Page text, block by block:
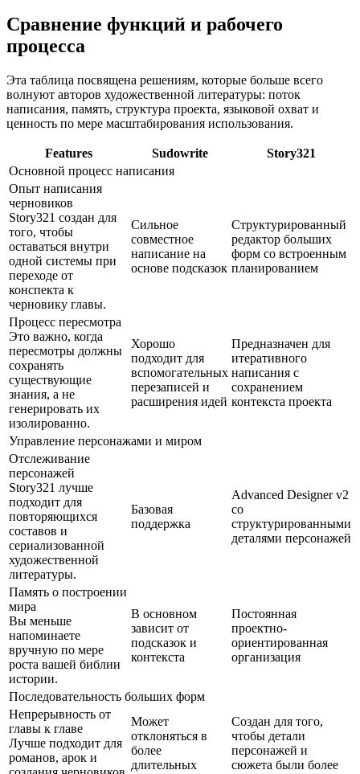
Сравнение функций и рабочего
процесса
Эта таблица посвящена решениям, которые больше всего
волнуют авторов художественной литературы: поток
написания, память, структура проекта, языковой охват и
ценность по мере масштабирования использования.
Features Sudowrite
Story321
Основной процесс написания
Опыт написания
черновиков
Story321 создан для
того, чтобы
оставаться внутри
одной системы при
переходе от
конспекта к
черновику главы.
Сильное
совместное
написание на
основе подсказок
Структурированный
редактор больших
форм со встроенным
планированием
Процесс пересмотра
Это важно, когда
пересмотры должны
сохранять
существующие
знания, а не
генерировать их
изолированно.
Хорошо
подходит для
вспомогательных
перезаписей и
расширения идей
Предназначен для
итеративного
написания с
сохранением
контекста проекта
Управление персонажами и миром
Отслеживание
персонажей
Story321 лучше
подходит для
повторяющихся
составов и
сериализованной
художественной
литературы.
Базовая
поддержка
Advanced Designer v2
со
структурированными
деталями персонажей
Память о построении
мира
Вы меньше
напоминаете
вручную по мере
роста вашей библии
истории.
В основном
зависит от
подсказок и
контекста
Постоянная
проектно-
ориентированная
организация
Последовательность больших форм
Непрерывность от
главы к главе
Лучше подходит для
романов, арок и
Может
отклоняться в
более
длительных
Создан для того,
чтобы детали
персонажей и
сюжета были более